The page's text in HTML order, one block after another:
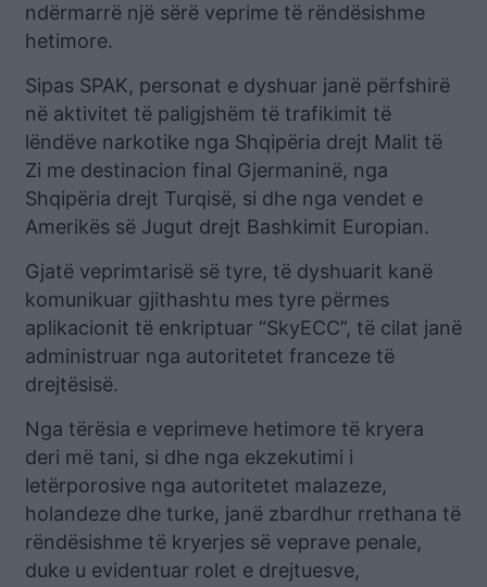
ndërmarrë një sërë veprime të rëndësishme
hetimore.
Sipas SPAK, personat e dyshuar janë përfshirë
në aktivitet të paligjshëm të trafikimit të
lëndëve narkotike nga Shqipëria drejt Malit të
Zi me destinacion final Gjermaninë, nga
Shqipëria drejt Turqisë, si dhe nga vendet e
Amerikës së Jugut drejt Bashkimit Europian.
Gjatë veprimtarisë së tyre, të dyshuarit kanë
komunikuar gjithashtu mes tyre përmes
aplikacionit të enkriptuar “SkyECC”, të cilat janë
administruar nga autoritetet franceze të
drejtësisë.
Nga tërësia e veprimeve hetimore të kryera
deri më tani, si dhe nga ekzekutimi i
letërporosive nga autoritetet malazeze,
holandeze dhe turke, janë zbardhur rrethana të
rëndësishme të kryerjes së veprave penale,
duke u evidentuar rolet e drejtuesve,